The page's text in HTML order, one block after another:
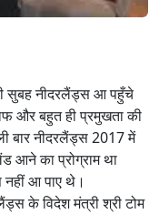
की सुबह नीदरलैंड्स आ पहुँचे
और बहुत ही प्रमुखता की
बार नीदरलैंड्स 2017 में
आने का प्रोग्राम था
नहीं आ पाए थे।
के विदेश मंत्री श्री टोम